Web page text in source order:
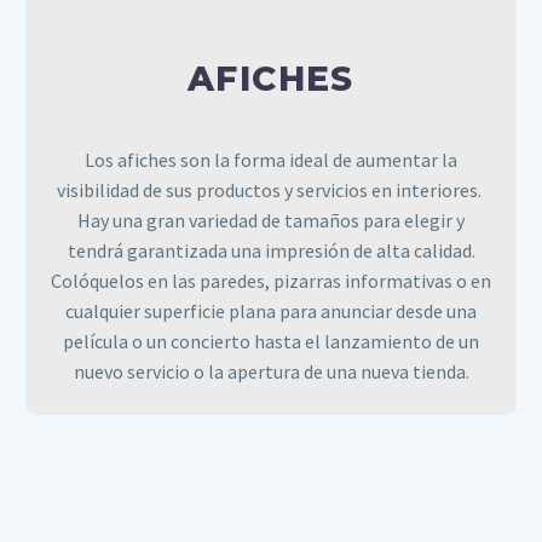
AFICHES
AFICHES
Los afiches son la forma ideal de aumentar la
visibilidad de sus productos y servicios en interiores.
Hay una gran variedad de tamaños para elegir y
tendrá garantizada una impresión de alta calidad.
Colóquelos en las paredes, pizarras informativas o en
cualquier superficie plana para anunciar desde una
película o un concierto hasta el lanzamiento de un
nuevo servicio o la apertura de una nueva tienda.